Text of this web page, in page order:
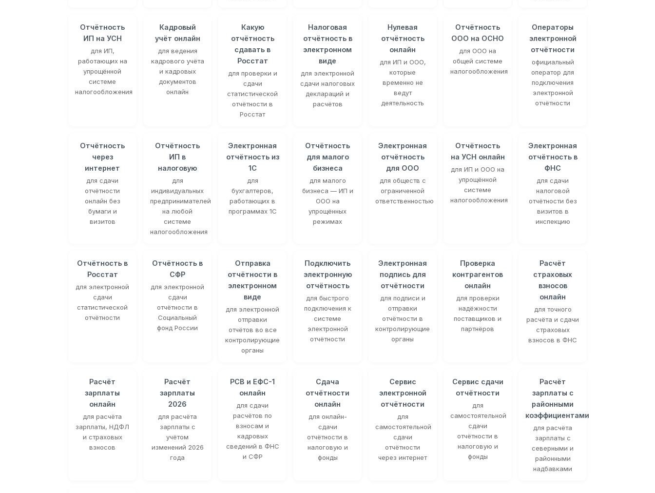
Отчётность
ИП на УСН
для ИП,
работающих на
упрощённой
системе
налогообложения
Кадровый
учёт онлайн
для ведения
кадрового учёта
и кадровых
документов
онлайн
Какую
отчётность
сдавать в
Росстат
для проверки и
сдачи
статистической
отчётности в
Росстат
Налоговая
отчётность в
электронном
виде
для электронной
сдачи налоговых
деклараций и
расчётов
Нулевая
отчётность
онлайн
для ИП и ООО,
которые
временно не
ведут
деятельность
Отчётность
ООО на ОСНО
для ООО на
общей системе
налогообложения
Операторы
электронной
отчётности
официальный
оператор для
подключения
электронной
отчётности
Отчётность
через
интернет
для сдачи
отчётности
онлайн без
бумаги и
визитов
Отчётность
ИП в
налоговую
для
индивидуальных
предпринимателей
на любой
системе
налогообложения
Электронная
отчётность из
1С
для
бухгалтеров,
работающих в
программах 1С
Отчётность
для малого
бизнеса
для малого
бизнеса — ИП и
ООО на
упрощённых
режимах
Электронная
отчётность
для ООО
для обществ с
ограниченной
ответственностью
Отчётность
на УСН онлайн
для ИП и ООО на
упрощённой
системе
налогообложения
Электронная
отчётность в
ФНС
для сдачи
налоговой
отчётности без
визитов в
инспекцию
Отчётность в
Росстат
для электронной
сдачи
статистической
отчётности
Отчётность в
СФР
для электронной
сдачи
отчётности в
Социальный
фонд России
Отправка
отчётности в
электронном
виде
для электронной
отправки
отчётов во все
контролирующие
органы
Подключить
электронную
отчётность
для быстрого
подключения к
системе
электронной
отчётности
Электронная
подпись для
отчётности
для подписи и
отправки
отчётности в
контролирующие
органы
Проверка
контрагентов
онлайн
для проверки
надёжности
поставщиков и
партнёров
Расчёт
страховых
взносов
онлайн
для точного
расчёта и сдачи
страховых
взносов в ФНС
Расчёт
зарплаты
онлайн
для расчёта
зарплаты, НДФЛ
и страховых
взносов
Расчёт
зарплаты
2026
для расчёта
зарплаты с
учётом
изменений 2026
года
РСВ и ЕФС-1
онлайн
для сдачи
расчётов по
взносам и
кадровых
сведений в ФНС
и СФР
Сдача
отчётности
онлайн
для онлайн-
сдачи
отчётности в
налоговую и
фонды
Сервис
электронной
отчётности
для
самостоятельной
сдачи
отчётности
через интернет
Сервис сдачи
отчётности
для
самостоятельной
сдачи
отчётности в
налоговую и
фонды
Расчёт
зарплаты с
районными
коэффициентами
для расчёта
зарплаты с
северными и
районными
надбавками